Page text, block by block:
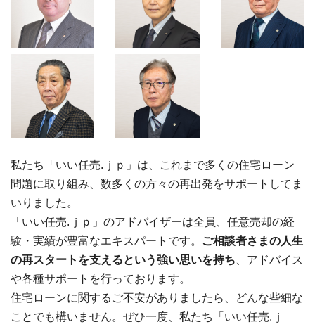
私たち「いい任売.ｊｐ」は、これまで多くの住宅ローン
問題に取り組み、数多くの方々の再出発をサポートしてま
いりました。
「いい任売.ｊｐ」のアドバイザーは全員、任意売却の経
験・実績が豊富なエキスパートです。
ご相談者さまの人生
の再スタートを支えるという強い思いを持ち 、アドバイス
や各種サポートを行っております。
住宅ローンに関するご不安がありましたら、どんな些細な
ことでも構いません。ぜひ一度、私たち「いい任売.ｊ